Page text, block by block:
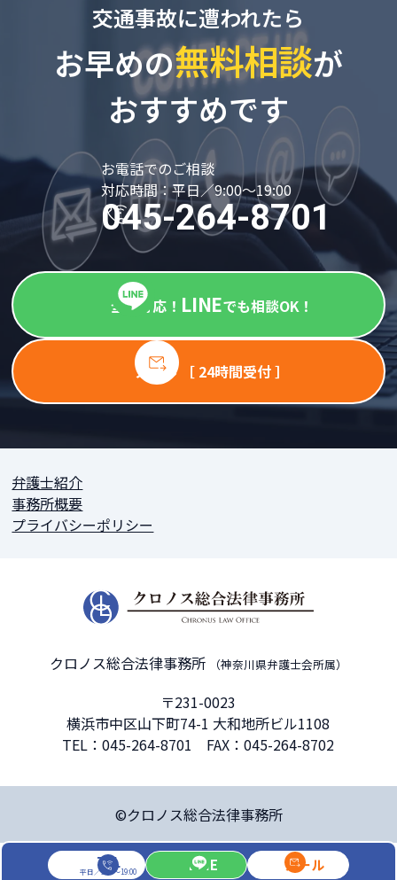
交通事故に遭われたら
お早めの無料相談が
おすすめです
お電話でのご相談
対応時間：平日／9:00～19:00
045-264-8701
全国対応！ LINEでも相談OK！
メール ［ 24時間受付 ］
TEL
平日／9:00～19:00 LINE メール
弁護士紹介
事務所概要
プライバシーポリシー
クロノス総合法律事務所 （神奈川県弁護士会所属）
〒231-0023
横浜市中区山下町74-1 大和地所ビル1108
TEL：045-264-8701 FAX：045-264-8702
©クロノス総合法律事務所